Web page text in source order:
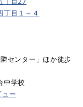
丁目１～４
センター」ほか徒歩
中学校
ー